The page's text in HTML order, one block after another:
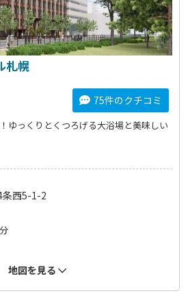
札幌
75件のクチコミ
ゆっくりとくつろげる大浴場と美味しい
条西5-1-2
地図を見る